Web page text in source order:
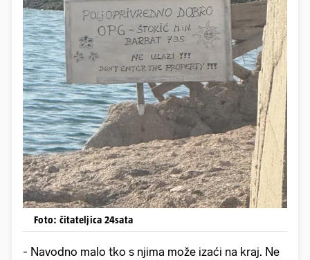
Foto: čitateljica 24sata
- Navodno malo tko s njima može izaći na kraj. Ne